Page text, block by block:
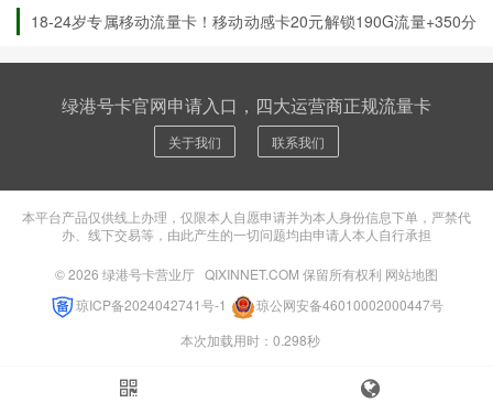
18-24岁专属移动流量卡！移动动感卡20元解锁190G流量+350分
绿港号卡官网申请入口，四大运营商正规流量卡
关于我们 联系我们
本平台产品仅供线上办理，仅限本人自愿申请并为本人身份信息下单，严禁代
办、线下交易等，由此产生的一切问题均由申请人本人自行承担
© 2026 绿港号卡营业厅 QIXINNET.COM 保留所有权利 网站地图
琼ICP备2024042741号-1
琼公网安备46010002000447号
本次加载用时：0.298秒